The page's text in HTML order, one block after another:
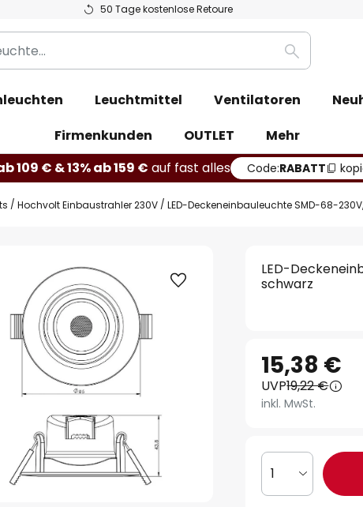
50 Tage kostenlose Retoure
Suche
Leuchtmittel Ventilatoren
Firmenkunden
OUTLET
Mehr
109 € & 13% ab 159 € auf fast alles Code:RABATT
Hochvolt Einbaustrahler 230V LED-Deckeneinbauleuchte SMD-68-
LED-
schwarz
15,38 €
UVP19,22 €
inkl. MwSt.
1